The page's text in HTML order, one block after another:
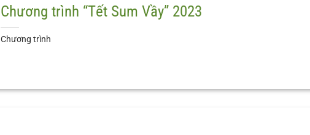
Chương trình “Tết Sum Vầy” 2023
Chương trình